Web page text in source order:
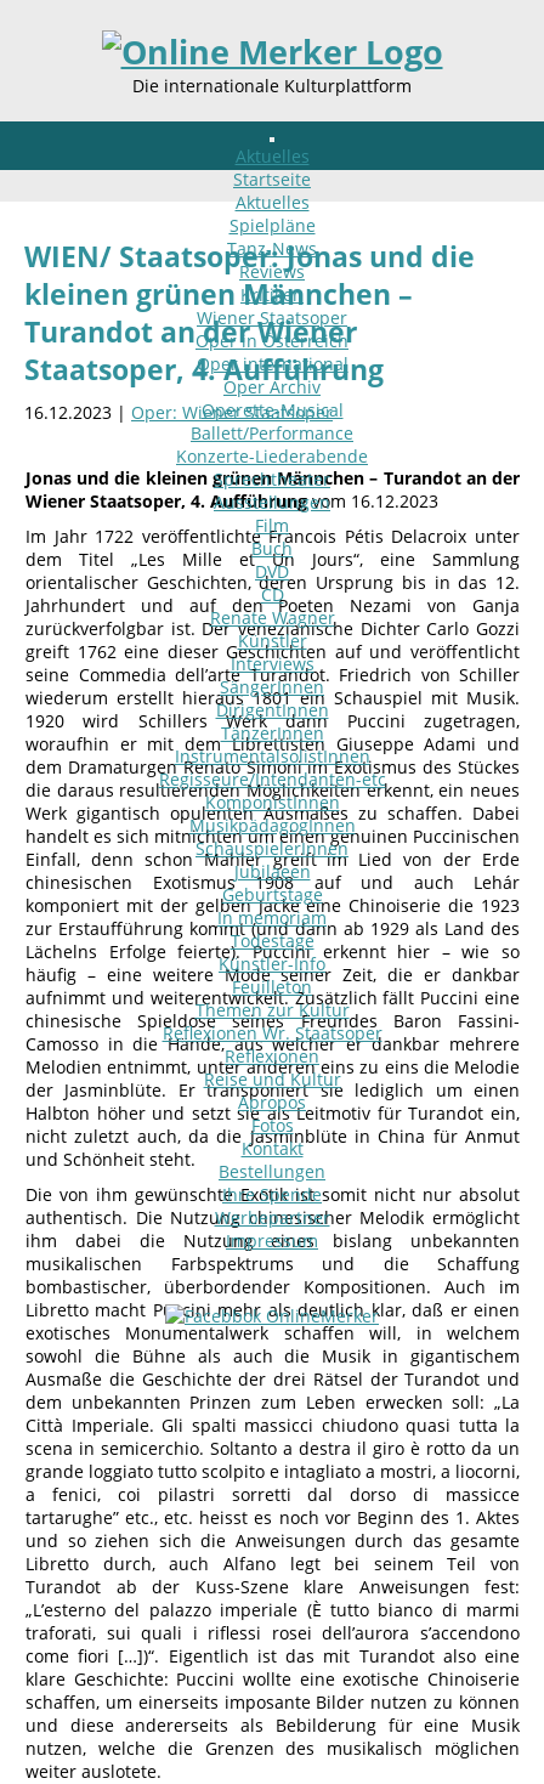
Die internationale Kulturplattform
Aktuelles
Startseite
Aktuelles
Spielpläne
Tanz-News
Reviews
Kritiken
Wiener Staatsoper
Oper in Österreich
Oper international
Oper Archiv
Operette-Musical
Ballett/Performance
Konzerte-Liederabende
Sprechtheater
Ausstellungen
Film
Buch
DVD
CD
Renate Wagner
Künstler
Interviews
SängerInnen
DirigentInnen
TänzerInnen
InstrumentalsolistInnen
Regisseure/Intendanten-etc
KomponistInnen
MusikpädagogInnen
SchauspielerInnen
Jubilaeen
Geburtstage
In memoriam
Todestage
Künstler-Info
Feuilleton
Themen zur Kultur
Reflexionen Wr. Staatsoper
Reflexionen
Reise und Kultur
Apropos
Fotos
Kontakt
Bestellungen
Ihre Spende
Werbepartner
Impressum
WIEN/ Staatsoper: Jonas und die
kleinen grünen Männchen –
Turandot an der Wiener
Staatsoper, 4. Aufführung
16.12.2023 | Oper: Wiener Staatsoper
Jonas und die kleinen grünen Männchen – Turandot an der
Wiener Staatsoper, 4. Aufführungvom 16.12.2023
Im Jahr 1722 veröffentlichte Francois Pétis Delacroix unter
dem Titel „Les Mille et Un Jours“, eine Sammlung
orientalischer Geschichten, deren Ursprung bis in das 12.
Jahrhundert und auf den Poeten Nezami von Ganja
zurückverfolgbar ist. Der venezianische Dichter Carlo Gozzi
greift 1762 eine dieser Geschichten auf und veröffentlicht
seine Commedia dell’arte Turandot. Friedrich von Schiller
wiederum erstellt hieraus 1801 ein Schauspiel mit Musik.
1920 wird Schillers Werk dann Puccini zugetragen,
woraufhin er mit dem Librettisten Giuseppe Adami und
dem Dramaturgen Renato Simoni im Exotismus des Stückes
die daraus resultierenden Möglichkeiten erkennt, ein neues
Werk gigantisch opulenten Ausmaßes zu schaffen. Dabei
handelt es sich mitnichten um einen genuinen Puccinischen
Einfall, denn schon Mahler greift im Lied von der Erde
chinesischen Exotismus 1908 auf und auch Lehár
komponiert mit der gelben Jacke eine Chinoiserie die 1923
zur Erstaufführung kommt (und dann ab 1929 als Land des
Lächelns Erfolge feierte). Puccini erkennt hier – wie so
häufig – eine weitere Mode seiner Zeit, die er dankbar
aufnimmt und weiterentwickelt. Zusätzlich fällt Puccini eine
chinesische Spieldose seines Freundes Baron Fassini-
Camosso in die Hände, aus welcher er dankbar mehrere
Melodien entnimmt, unter anderen eins zu eins die Melodie
der Jasminblüte. Er transponiert sie lediglich um einen
Halbton höher und setzt sie als Leitmotiv für Turandot ein,
nicht zuletzt auch, da die Jasminblüte in China für Anmut
und Schönheit steht.
Die von ihm gewünschte Exotik ist somit nicht nur absolut
authentisch. Die Nutzung chinesischer Melodik ermöglicht
ihm dabei die Nutzung eines bislang unbekannten
musikalischen Farbspektrums und die Schaffung
bombastischer, überbordender Kompositionen. Auch im
Libretto macht Puccini mehr als deutlich klar, daß er einen
exotisches Monumentalwerk schaffen will, in welchem
sowohl die Bühne als auch die Musik in gigantischem
Ausmaße die Geschichte der drei Rätsel der Turandot und
dem unbekannten Prinzen zum Leben erwecken soll: „La
Città Imperiale. Gli spalti massicci chiudono quasi tutta la
scena in semicerchio. Soltanto a destra il giro è rotto da un
grande loggiato tutto scolpito e intagliato a mostri, a liocorni,
a fenici, coi pilastri sorretti dal dorso di massicce
tartarughe” etc., etc. heisst es noch vor Beginn des 1. Aktes
und so ziehen sich die Anweisungen durch das gesamte
Libretto durch, auch Alfano legt bei seinem Teil von
Turandot ab der Kuss-Szene klare Anweisungen fest:
„L’esterno del palazzo imperiale (È tutto bianco di marmi
traforati, sui quali i riflessi rosei dell’aurora s’accendono
come fiori […])“. Eigentlich ist das mit Turandot also eine
klare Geschichte: Puccini wollte eine exotische Chinoiserie
schaffen, um einerseits imposante Bilder nutzen zu können
und diese andererseits als Bebilderung für eine Musik
nutzen, welche die Grenzen des musikalisch möglichen
weiter auslotete.